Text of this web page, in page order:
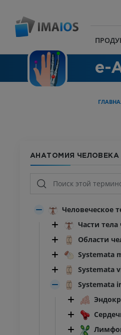
e-
АНАТОМИЯ ЧЕЛОВЕКА
Человеческое
Части тела
Области
Systemata
Systemata
Systemata